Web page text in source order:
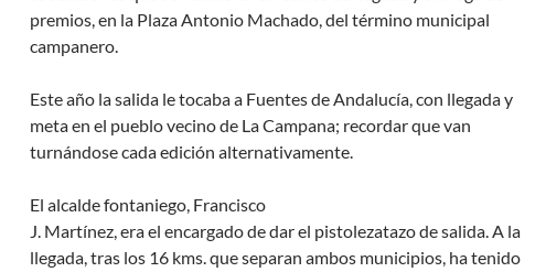
premios, en la Plaza Antonio Machado, del término municipal
campanero.
Este año la salida le tocaba a Fuentes de Andalucía, con llegada y
meta en el pueblo vecino de La Campana; recordar que van
turnándose cada edición alternativamente.
El alcalde fontaniego, Francisco
J. Martínez, era el encargado de dar el pistolezatazo de salida. A la
llegada, tras los 16 kms. que separan ambos municipios, ha tenido